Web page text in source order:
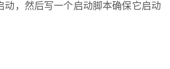
动，然后写一个启动脚本确保它启动